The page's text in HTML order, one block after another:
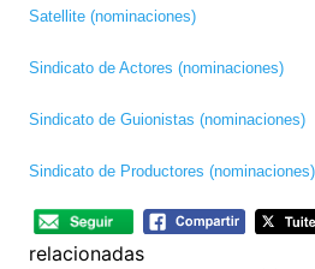
Satellite (nominaciones)
Sindicato de Actores (nominaciones)
Sindicato de Guionistas (nominaciones)
Sindicato de Productores (nominaciones)
relacionadas